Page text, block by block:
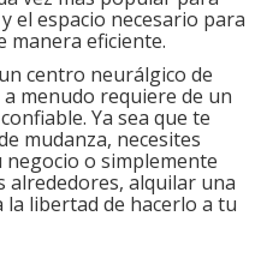
el espacio necesario para
manera eficiente.
centro neurálgico de
menudo requiere de un
Ya sea que te
mudanza, necesites
o simplemente
alrededores, alquilar una
libertad de hacerlo a tu